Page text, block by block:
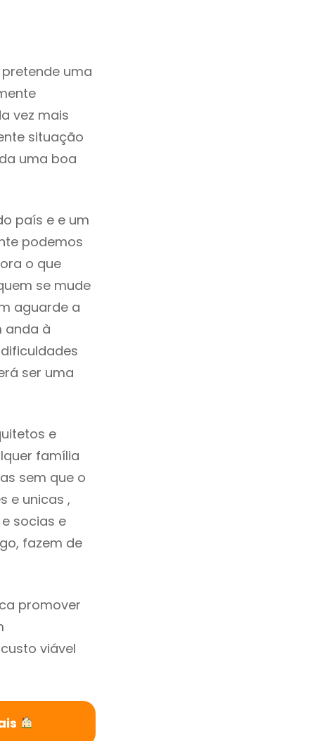
uma
vez mais
situação
uma boa
país e e um
podemos
o que
se mude
aguarde a
anda à
ser uma
e
família
sem que o
e unicas ,
socias e
fazem de
promover
viável